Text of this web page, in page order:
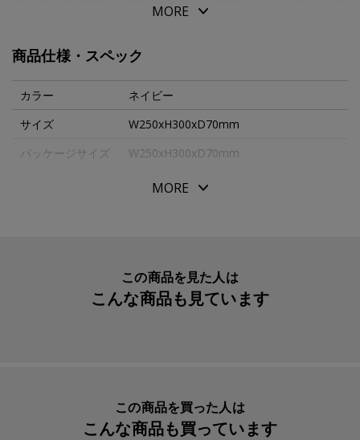
やかな色彩で、はつらつとした印象に。好きな色を選んだ
丈夫でありつつ軽やかに運べるように、バッグの生地もア
ップデート。表生地には薄手の帆布を用い、ハンドルは厚
手のものに変えました。用いた帆布は最も薄手の１１号。
柔らかながら適度にハリもあり、バッグの中身が少なくて
も四角い形状が保たれやすくなりました。
ら、靴を運ぶ以外の用途にも活用できます。ライナーは汚
れがつきにくい撥水性のある生地を使用、内側にはネーム
MORE
商品仕様・スペック
カラー
ネイビー
サイズ
W250xH300xD70mm
パッケージサイズ
W250xH300xD70mm
ITG1301
MORE
この商品を見た人は
こんな商品も見ています
この商品を買った人は
こんな商品も買っています